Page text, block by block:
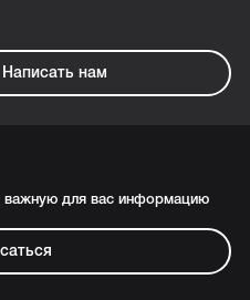
Написать нам
важную для вас информацию